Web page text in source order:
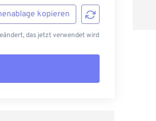
kopieren
das jetzt verwendet wird